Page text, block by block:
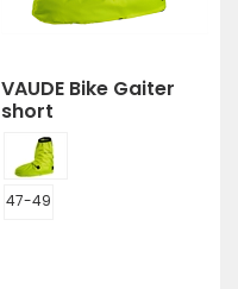
VAUDE Bike Gaiter
short
47-49